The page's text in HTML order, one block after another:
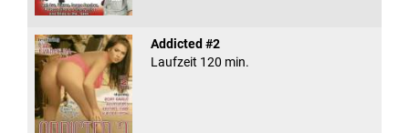
Addicted #2
Laufzeit 120 min.